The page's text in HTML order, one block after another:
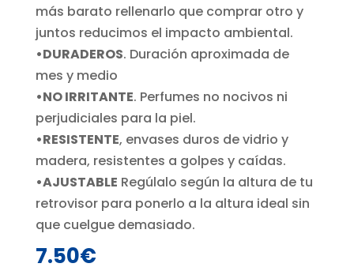
más barato rellenarlo que comprar otro y
juntos reducimos el impacto ambiental.
•DURADEROS. Duración aproximada de
mes y medio
•NO IRRITANTE. Perfumes no nocivos ni
perjudiciales para la piel.
•RESISTENTE, envases duros de vidrio y
madera, resistentes a golpes y caídas.
•AJUSTABLE Regúlalo según la altura de tu
retrovisor para ponerlo a la altura ideal sin
que cuelgue demasiado.
7.50€